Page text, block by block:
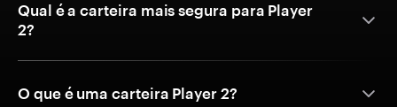
Qual é a carteira mais segura para Player
2?
O que é uma carteira Player 2?